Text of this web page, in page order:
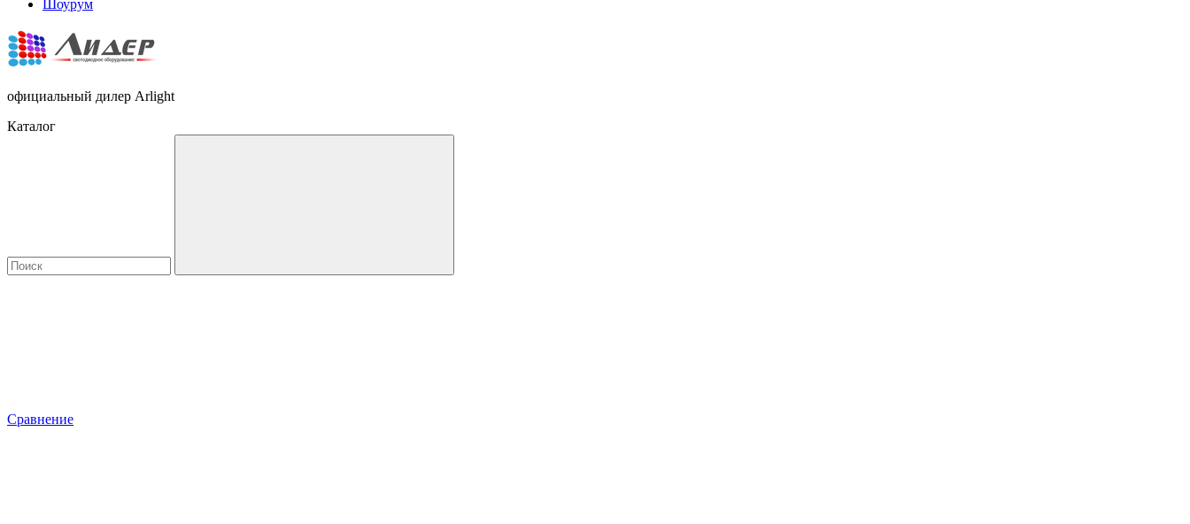
Шоурум
официальный дилер Arlight
Каталог
Сравнение